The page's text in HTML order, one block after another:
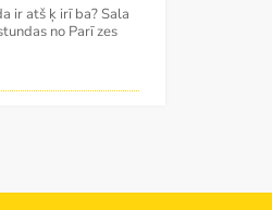
ir atš ķ irī ba? Sala
no Parī zes